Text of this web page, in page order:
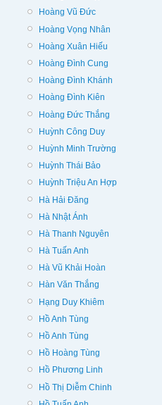
Hoàng Vũ Đức
Hoàng Vọng Nhân
Hoàng Xuân Hiếu
Hoàng Đình Cung
Hoàng Đình Khánh
Hoàng Đình Kiên
Hoàng Đức Thắng
Huỳnh Công Duy
Huỳnh Minh Trường
Huỳnh Thái Bảo
Huỳnh Triệu An Hợp
Hà Hải Đăng
Hà Nhật Ánh
Hà Thanh Nguyên
Hà Tuấn Anh
Hà Vũ Khải Hoàn
Hàn Văn Thắng
Hạng Duy Khiêm
Hồ Anh Tùng
Hồ Anh Tùng
Hồ Hoàng Tùng
Hồ Phương Linh
Hồ Thị Diễm Chinh